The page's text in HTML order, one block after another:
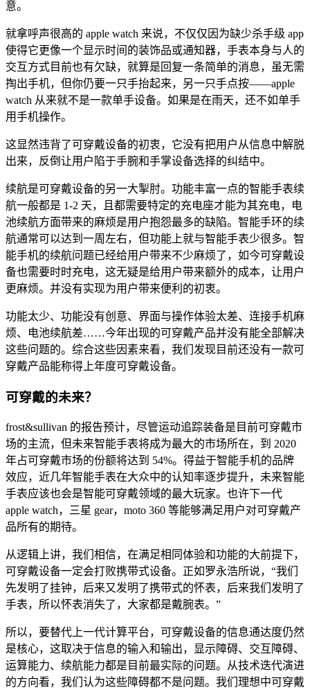
意。
就拿呼声很高的 apple watch 来说，不仅仅因为缺少杀手级 app
使得它更像一个显示时间的装饰品或通知器，手表本身与人的
交互方式目前也有欠缺，就算是回复一条简单的消息，虽无需
掏出手机，但你仍要一只手抬起来，另一只手点按——apple
watch 从来就不是一款单手设备。如果是在雨天，还不如单手
用手机操作。
这显然违背了可穿戴设备的初衷，它没有把用户从信息中解脱
出来，反倒让用户陷于手腕和手掌设备选择的纠结中。
续航是可穿戴设备的另一大掣肘。功能丰富一点的智能手表续
航一般都是 1-2 天，且都需要特定的充电座才能为其充电，电
池续航方面带来的麻烦是用户抱怨最多的缺陷。智能手环的续
航通常可以达到一周左右，但功能上就与智能手表少很多。智
能手机的续航问题已经给用户带来不少麻烦了，如今可穿戴设
备也需要时时充电，这无疑是给用户带来额外的成本，让用户
更麻烦。并没有实现为用户带来便利的初衷。
功能太少、功能没有创意、界面与操作体验太差、连接手机麻
烦、电池续航差……今年出现的可穿戴产品并没有能全部解决
这些问题的。综合这些因素来看，我们发现目前还没有一款可
穿戴产品能称得上年度可穿戴设备。
可穿戴的未来？
frost&sullivan 的报告预计，尽管运动追踪装备是目前可穿戴市
场的主流，但未来智能手表将成为最大的市场所在，到 2020
年占可穿戴市场的份额将达到 54%。得益于智能手机的品牌
效应，近几年智能手表在大众中的认知率逐步提升，未来智能
手表应该也会是智能可穿戴领域的最大玩家。也许下一代
apple watch，三星 gear，moto 360 等能够满足用户对可穿戴产
品所有的期待。
从逻辑上讲，我们相信，在满足相同体验和功能的大前提下，
可穿戴设备一定会打败携带式设备。正如罗永浩所说，“我们
先发明了挂钟，后来又发明了携带式的怀表，后来我们发明了
手表，所以怀表消失了，大家都是戴腕表。”
所以，要替代上一代计算平台，可穿戴设备的信息通达度仍然
是核心，这取决于信息的输入和输出，显示障碍、交互障碍、
运算能力、续航能力都是目前最实际的问题。从技术迭代演进
的方向看，我们认为这些障碍都不是问题。我们理想中可穿戴